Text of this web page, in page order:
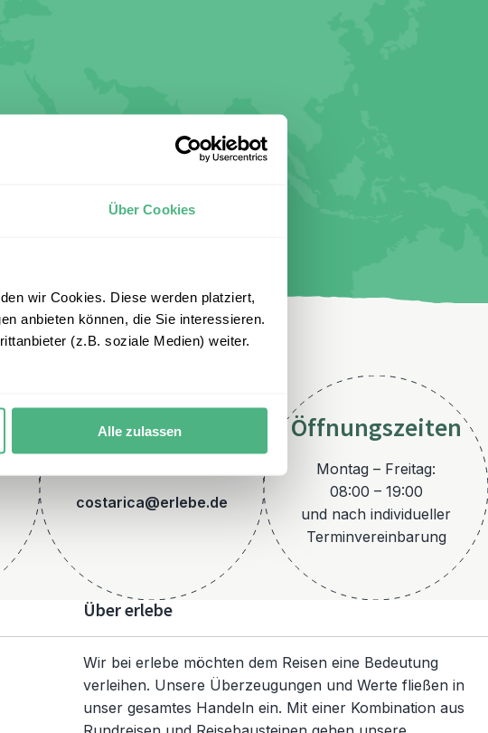
Über Cookies
wir Cookies. Diese werden platziert,
anbieten können, die Sie interessieren.
(z.B. soziale Medien) weiter.
Alle zulassen
E-Mail
costarica@erlebe.de
Öffnungszeiten
Montag – Freitag:
08:00 – 19:00
und nach individueller
Terminvereinbarung
Über erlebe
Wir bei erlebe möchten dem Reisen eine Bedeutung
verleihen. Unsere Überzeugungen und Werte fließen in
unser gesamtes Handeln ein. Mit einer Kombination aus